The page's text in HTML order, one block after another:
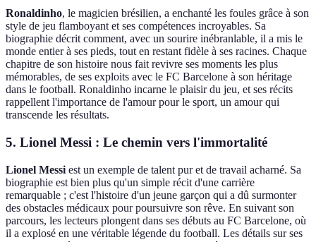
Ronaldinho, le magicien brésilien, a enchanté les foules grâce à son
style de jeu flamboyant et ses compétences incroyables. Sa
biographie décrit comment, avec un sourire inébranlable, il a mis le
monde entier à ses pieds, tout en restant fidèle à ses racines. Chaque
chapitre de son histoire nous fait revivre ses moments les plus
mémorables, de ses exploits avec le FC Barcelone à son héritage
dans le football. Ronaldinho incarne le plaisir du jeu, et ses récits
rappellent l'importance de l'amour pour le sport, un amour qui
transcende les résultats.
5. Lionel Messi : Le chemin vers l'immortalité
Lionel Messi est un exemple de talent pur et de travail acharné. Sa
biographie est bien plus qu'un simple récit d'une carrière
remarquable ; c'est l'histoire d'un jeune garçon qui a dû surmonter
des obstacles médicaux pour poursuivre son rêve. En suivant son
parcours, les lecteurs plongent dans ses débuts au FC Barcelone, où
il a explosé en une véritable légende du football. Les détails sur ses